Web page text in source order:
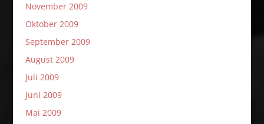
November 2009
Oktober 2009
September 2009
August 2009
Juli 2009
Juni 2009
Mai 2009